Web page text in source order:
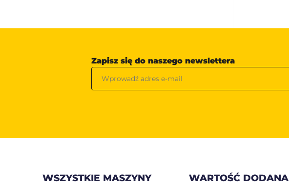
Zapisz się do naszego newslettera
WSZYSTKIE MASZYNY WARTOŚĆ DODANA